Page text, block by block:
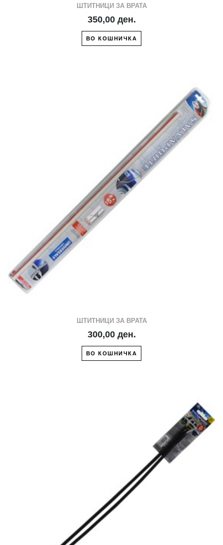
ШТИТНИЦИ ЗА ВРАТА
350,00 ден.
ВО КОШНИЧКА
ШТИТНИЦИ ЗА ВРАТА
300,00 ден.
ВО КОШНИЧКА